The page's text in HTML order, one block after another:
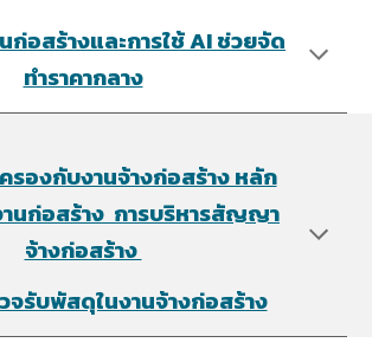
ก่อสร้างและการใช้ AI ช่วยจัด
ทำราคากลาง
รองกับงานจ้างก่อสร้าง หลัก
นก่อสร้าง การบริหารสัญญา
จ้างก่อสร้าง
จรับพัสดุในงานจ้างก่อสร้าง